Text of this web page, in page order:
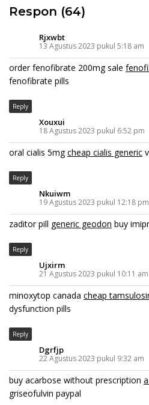
Respon (64)
Rjxwbt
13 Agustus 2023 pukul 5:18 am
order fenofibrate 200mg sale
fenofibrate pills
Reply
Xouxui
18 Agustus 2023 pukul 6:52 pm
oral cialis 5mgcheap cialis generic
Reply
Nkuiwm
19 Agustus 2023 pukul 12:18 pm
zaditor pill generic geodon buy
Reply
Ujxirm
21 Agustus 2023 pukul 10:11 am
minoxytop canada cheap
dysfunction pills
Reply
Dgrfjp
22 Agustus 2023 pukul 9:32 am
buy acarbose without prescription
griseofulvin paypal